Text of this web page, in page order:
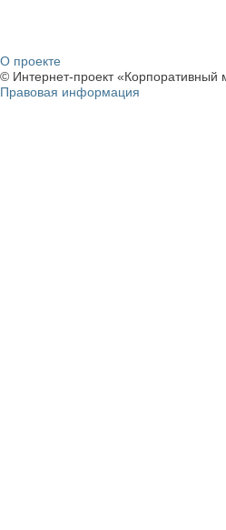
О проекте
© Интернет-проект
Правовая информация